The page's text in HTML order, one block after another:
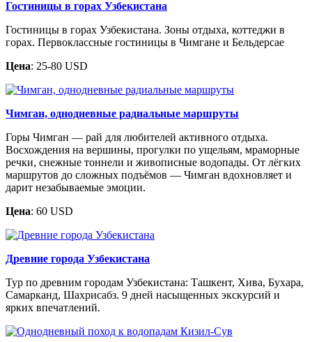
Гостиницы в горах Узбекистана
Гостиницы в горах Узбекистана. Зоны отдыха, коттеджи в
горах. Первоклассные гостиницы в Чимгане и Бельдерсае
Цена: 25-80 USD
Чимган, однодневные радиальные маршруты
Горы Чимган — рай для любителей активного отдыха.
Восхождения на вершины, прогулки по ущельям, мраморные
речки, снежные тоннели и живописные водопады. От лёгких
маршрутов до сложных подъёмов — Чимган вдохновляет и
дарит незабываемые эмоции.
Цена: 60 USD
Древние города Узбекистана
Тур по древним городам Узбекистана: Ташкент, Хива, Бухара,
Самарканд, Шахрисабз. 9 дней насыщенных экскурсий и
ярких впечатлений.